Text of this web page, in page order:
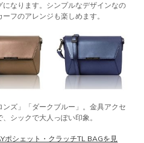
なります。シンプルなデザインなの
フのアレンジも楽しめます。
ズ」「ダークブルー」。金具アクセ
シックで大人っぽい印象。
ポシェット・クラッチTL BAGを見